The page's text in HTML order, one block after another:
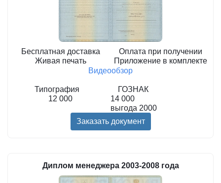
Бесплатная доставка
Живая печать
Оплата при получении
Приложение в комплекте
Видеообзор
Типография
ГОЗНАК
12 000
14 000
выгода 2000
Заказать документ
Диплом менеджера 2003-2008 года